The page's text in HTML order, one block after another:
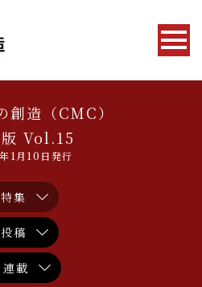
創造（CMC）
Vol.15
1月10日発行
特集
投稿
連載